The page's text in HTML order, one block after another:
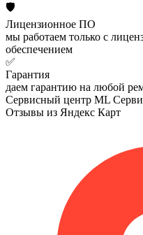
🛡️
Лицензионное ПО
мы работаем только с
обеспечением
✅
Гарантия
даем гарантию на любой
Сервисный центр ML
Отзывы из Яндекс Карт